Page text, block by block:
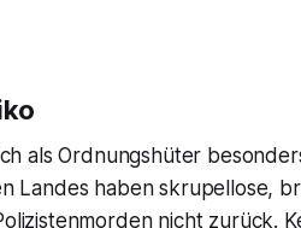
als Ordnungshüter
Landes haben skrupellose,
nicht zurück.